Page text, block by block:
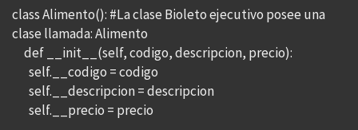
class Alimento(): #La clase Bioleto ejecutivo posee una
clase llamada: Alimento
def __init__(self, codigo, descripcion, precio):
self.__codigo = codigo
self.__descripcion = descripcion
self.__precio = precio